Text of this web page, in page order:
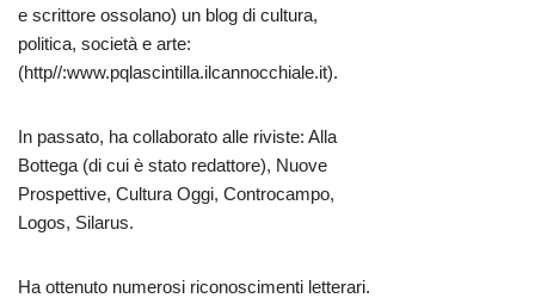
e scrittore ossolano) un blog di cultura,
politica, società e arte:
(http//:www.pqlascintilla.ilcannocchiale.it).
In passato, ha collaborato alle riviste: Alla
Bottega (di cui è stato redattore), Nuove
Prospettive, Cultura Oggi, Controcampo,
Logos, Silarus.
Ha ottenuto numerosi riconoscimenti letterari.